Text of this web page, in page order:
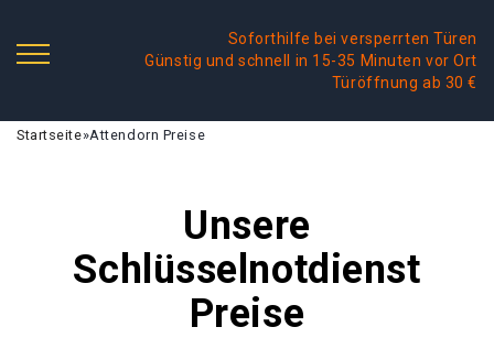
Soforthilfe bei versperrten Türen
Günstig und schnell in 15-35 Minuten vor Ort
Türöffnung ab 30 €
Startseite»Attendorn Preise
Unsere
Schlüsselnotdienst
Preise